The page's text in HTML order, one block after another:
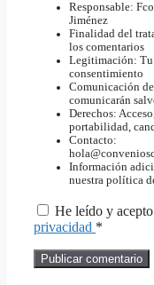
Responsable:
Jiménez
Finalidad del
los comentarios
Legitimación:
consentimiento
Comunicación
comunicarán
Derechos:
portabilidad,
Contacto:
Información
nuestra política
He leído y
privacidad *